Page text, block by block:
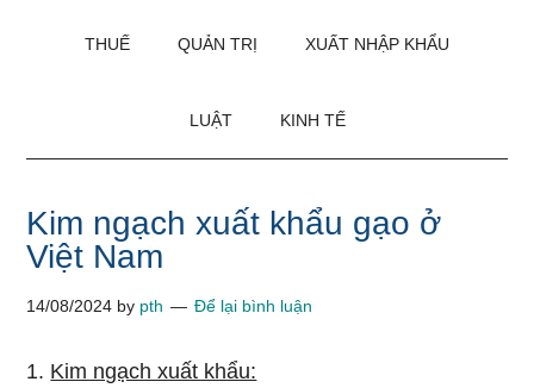
THUẾ QUẢN TRỊ XUẤT NHẬP KHẨU
LUẬT KINH TẾ
Kim ngạch xuất khẩu gạo ở
Việt Nam
14/08/2024 by pth Để lại bình luận
1. Kim ngạch xuất khẩu: